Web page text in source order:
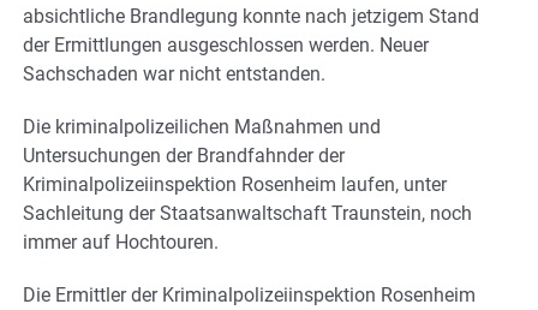
absichtliche Brandlegung konnte nach jetzigem Stand
der Ermittlungen ausgeschlossen werden. Neuer
Sachschaden war nicht entstanden.
Die kriminalpolizeilichen Maßnahmen und
Untersuchungen der Brandfahnder der
Kriminalpolizeiinspektion Rosenheim laufen, unter
Sachleitung der Staatsanwaltschaft Traunstein, noch
immer auf Hochtouren.
Die Ermittler der Kriminalpolizeiinspektion Rosenheim